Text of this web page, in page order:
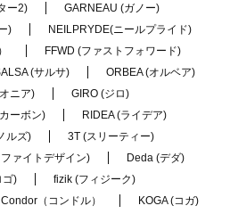
ー2)
GARNEAU (ガノー)
)
NEILPRYDE(ニールプライド)
FFWD (ファストフォワード)
(サルサ)
ORBEA (オルベア)
ニア)
GIRO (ジロ)
ーボン)
RIDEA (ライデア)
ルズ)
3T (スリーティー)
ァイトデザイン)
Deda (デダ)
ゴ)
fizik (フィジーク)
Condor（コンドル）
KOGA (コガ)